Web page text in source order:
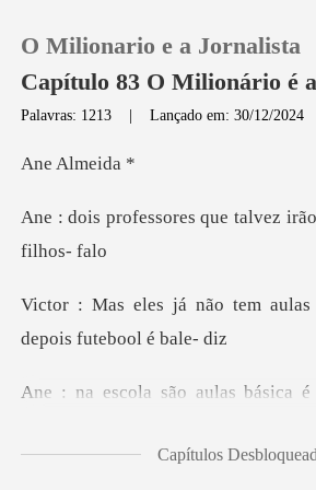
Loja
O Milionario e a Jornalista
Capítulo 83 O Milionário é
Palavras: 1213 |Lançado em: 30/12/2024
Alme
que talvez
m
d
Capítulos